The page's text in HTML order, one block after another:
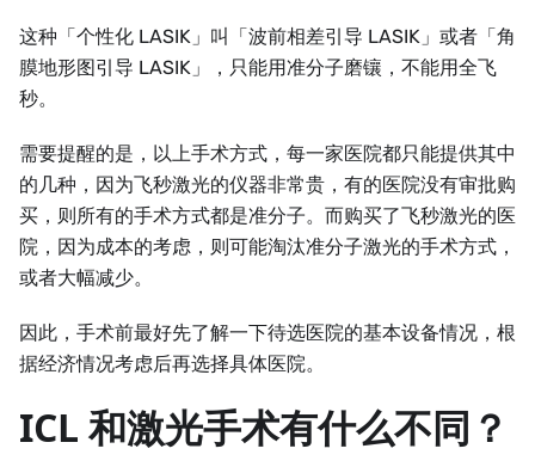
这种「个性化 LASIK」叫「波前相差引导 LASIK」或者「角
膜地形图引导 LASIK」，只能用准分子磨镶，不能用全飞
秒。
需要提醒的是，以上手术方式，每一家医院都只能提供其中
的几种，因为飞秒激光的仪器非常贵，有的医院没有审批购
买，则所有的手术方式都是准分子。而购买了飞秒激光的医
院，因为成本的考虑，则可能淘汰准分子激光的手术方式，
或者大幅减少。
因此，手术前最好先了解一下待选医院的基本设备情况，根
据经济情况考虑后再选择具体医院。
ICL 和激光手术有什么不同？